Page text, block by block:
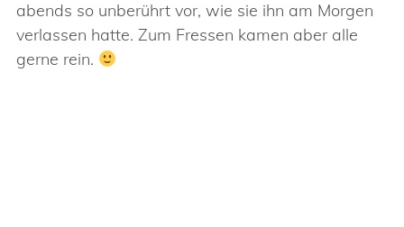
abends so unberührt vor, wie sie ihn am Morgen
verlassen hatte. Zum Fressen kamen aber alle
gerne rein.